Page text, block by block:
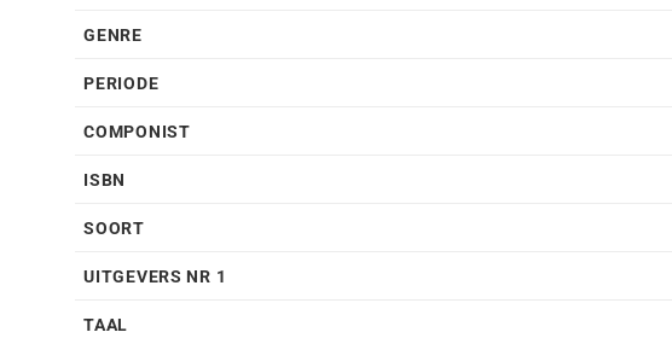
GENRE
PERIODE
COMPONIST
ISBN
SOORT
UITGEVERS NR 1
TAAL